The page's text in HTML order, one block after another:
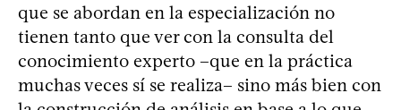
que se abordan en la especialización no
tienen tanto que ver con la consulta del
conocimiento experto –que en la práctica
muchas veces sí se realiza– sino más bien con